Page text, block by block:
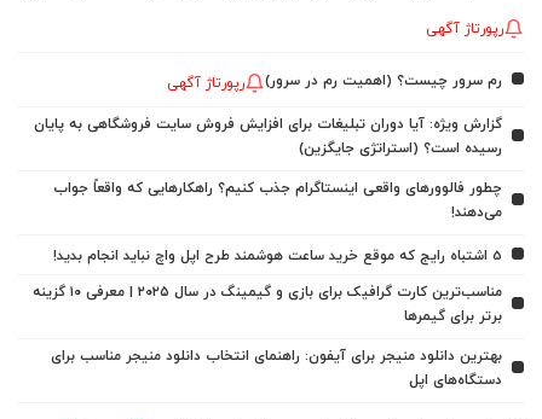
رپورتاژ آگهی
رم سرور چیست؟ (اهمیت رم در سرور) رپورتاژ آگهی
گزارش ویژه: آیا دوران تبلیغات برای افزایش فروش سایت فروشگاهی به پایان
رسیده است؟ (استراتژی جایگزین)
چطور فالوورهای واقعی اینستاگرام جذب کنیم؟ راهکارهایی که واقعاً جواب
می‌دهند!
5 اشتباه رایج که موقع خرید ساعت هوشمند طرح اپل واچ نباید انجام بدید!
مناسب‌ترین کارت گرافیک برای بازی و گیمینگ در سال ۲۰۲۵ | معرفی ۱۰ گزینه
برتر برای گیمرها
بهترین دانلود منیجر برای آیفون: راهنمای انتخاب دانلود منیجر مناسب برای
دستگاه‌های اپل